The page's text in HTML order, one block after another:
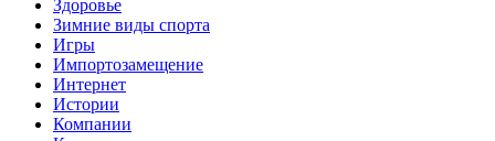
Здоровье
Зимние виды спорта
Игры
Импортозамещение
Интернет
Истории
Компании